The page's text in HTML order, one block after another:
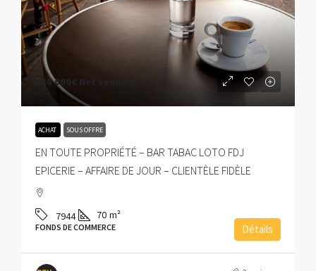
180 000€
ACHAT SOUS OFFRE
EN TOUTE PROPRIÉTÉ – BAR TABAC LOTO FDJ
EPICERIE – AFFAIRE DE JOUR – CLIENTÈLE FIDÈLE
7944 70 m²
FONDS DE COMMERCE Détails